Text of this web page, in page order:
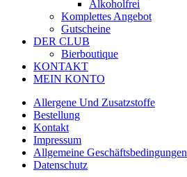
Alkoholfrei
Komplettes Angebot
Gutscheine
DER CLUB
Bierboutique
KONTAKT
MEIN KONTO
Allergene Und Zusatzstoffe
Bestellung
Kontakt
Impressum
Allgemeine Geschäftsbedingungen
Datenschutz